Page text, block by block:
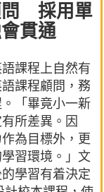
問 採用單
貫通
課程上自然有
課程顧問，務
「畢竟小一新
所差異。因
為目標外，更
習環境。」文
學習有着決定